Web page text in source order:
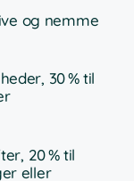
og nemme
30 % til
20 % til
eller